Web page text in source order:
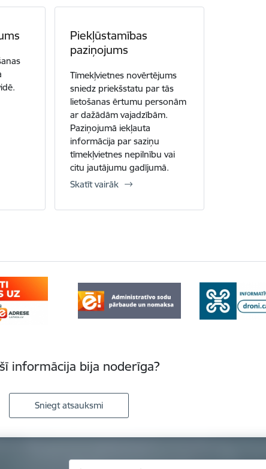
Piekļūstamības
paziņojums
Tīmekļvietnes novērtējums
sniedz priekšstatu par tās
lietošanas ērtumu personām
ar dažādām vajadzībām.
Paziņojumā iekļauta
informācija par saziņu
tīmekļvietnes nepilnību vai
citu jautājumu gadījumā.
Skatīt vairāk
informācija bija noderīga?
Sniegt atsauksmi